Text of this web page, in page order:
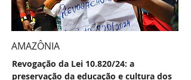
AMAZÔNIA
Revogação da Lei 10.820/24: a
preservação da educação e cultura dos